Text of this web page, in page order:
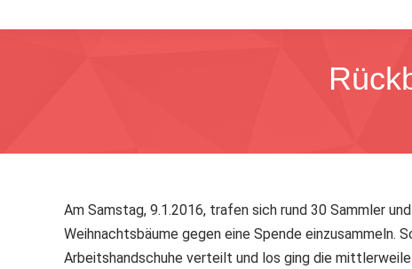
Am Samstag, 9.1.2016, trafen sich rund 30 Sammler
Weihnachtsbäume gegen eine Spende einzusammeln.
Arbeitshandschuhe verteilt und los ging die